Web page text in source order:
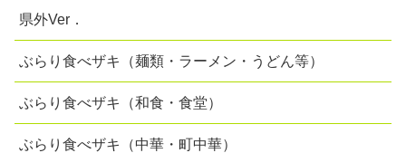
県外Ver．
ぶらり食べザキ（麺類・ラーメン・うどん等）
ぶらり食べザキ（和食・食堂）
ぶらり食べザキ（中華・町中華）